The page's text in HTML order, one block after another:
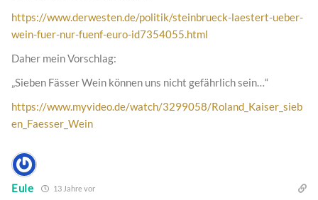
https://www.derwesten.de/politik/steinbrueck-laestert-ueber-
wein-fuer-nur-fuenf-euro-id7354055.html
Daher mein Vorschlag:
„Sieben Fässer Wein können uns nicht gefährlich sein…“
https://www.myvideo.de/watch/3299058/Roland_Kaiser_sieb
en_Faesser_Wein
Eule 13 Jahre vor